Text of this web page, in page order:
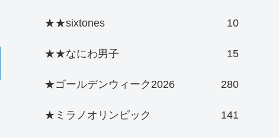
★★sixtones 10
★★なにわ男子 15
★ゴールデンウィーク2026 280
★ミラノオリンピック 141